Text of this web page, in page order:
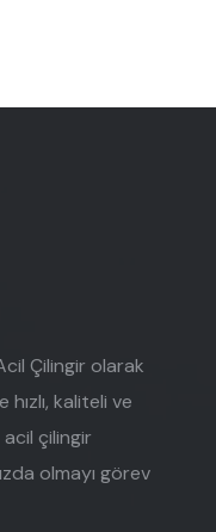
Çilingir olarak
kaliteli ve
çilingir
olmayı görev